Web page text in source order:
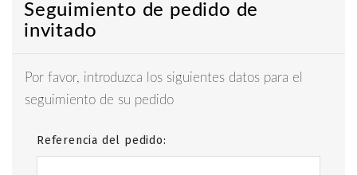
Seguimiento de pedido de
invitado
Por favor, introduzca los siguientes datos para el
seguimiento de su pedido
Referencia del pedido: